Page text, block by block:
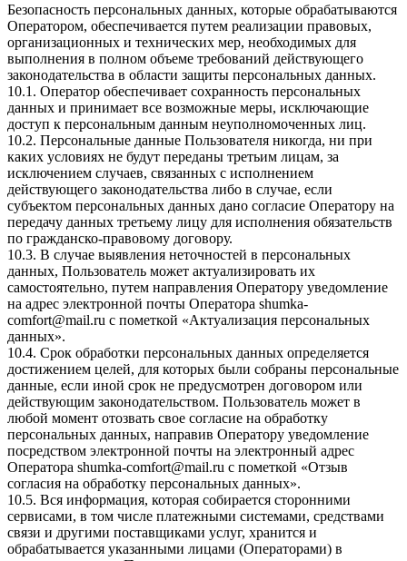
Безопасность персональных данных, которые обрабатываются
Оператором, обеспечивается путем реализации правовых,
организационных и технических мер, необходимых для
выполнения в полном объеме требований действующего
законодательства в области защиты персональных данных.
10.1. Оператор обеспечивает сохранность персональных
данных и принимает все возможные меры, исключающие
доступ к персональным данным неуполномоченных лиц.
10.2. Персональные данные Пользователя никогда, ни при
каких условиях не будут переданы третьим лицам, за
исключением случаев, связанных с исполнением
действующего законодательства либо в случае, если
субъектом персональных данных дано согласие Оператору на
передачу данных третьему лицу для исполнения обязательств
по гражданско-правовому договору.
10.3. В случае выявления неточностей в персональных
данных, Пользователь может актуализировать их
самостоятельно, путем направления Оператору уведомление
на адрес электронной почты Оператора shumka-
comfort@mail.ru с пометкой «Актуализация персональных
данных».
10.4. Срок обработки персональных данных определяется
достижением целей, для которых были собраны персональные
данные, если иной срок не предусмотрен договором или
действующим законодательством. Пользователь может в
любой момент отозвать свое согласие на обработку
персональных данных, направив Оператору уведомление
посредством электронной почты на электронный адрес
Оператора shumka-comfort@mail.ru с пометкой «Отзыв
согласия на обработку персональных данных».
10.5. Вся информация, которая собирается сторонними
сервисами, в том числе платежными системами, средствами
связи и другими поставщиками услуг, хранится и
обрабатывается указанными лицами (Операторами) в